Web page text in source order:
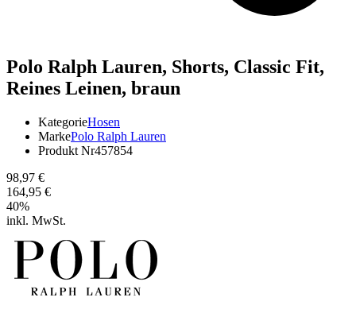
Polo Ralph Lauren, Shorts, Classic Fit,
Reines Leinen, braun
KategorieHosen
MarkePolo Ralph Lauren
Produkt Nr457854
98,97 €
164,95 €
40%
inkl. MwSt.